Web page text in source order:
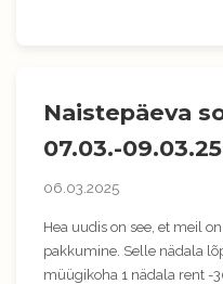
Naistepäeva
07.03.-09.03.25
06.03.2025
Hea uudis on see, et meil
pakkumine. Selle nädala
müügikoha 1 nädala rent -